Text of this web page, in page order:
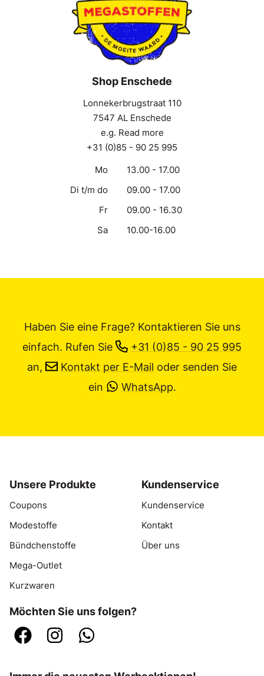
Shop Enschede
Lonnekerbrugstraat 110
7547 AL Enschede
e.g. Read more
+31 (0)85 - 90 25 995
Mo
13.00 - 17.00
Di t/m do
09.00 - 17.00
Fr
09.00 - 16.30
Sa
10.00-16.00
Haben Sie eine Frage? Kontaktieren Sie uns
einfach. Rufen Sie
+31 (0)85 - 90 25 995
an,
Kontakt per E-Mail oder senden Sie
ein
WhatsApp.
Unsere Produkte
Coupons
Modestoffe
Bündchenstoffe
Mega-Outlet
Kurzwaren
Kundenservice
Kundenservice
Kontakt
Über uns
Möchten Sie uns folgen?